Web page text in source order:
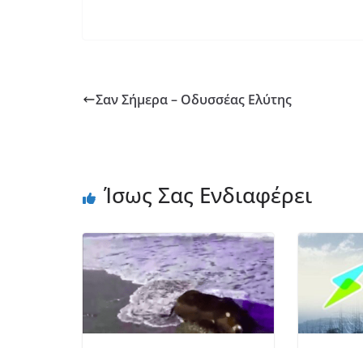
Σαν Σήμερα – Οδυσσέας Ελύτης
Ίσως Σας Ενδιαφέρει